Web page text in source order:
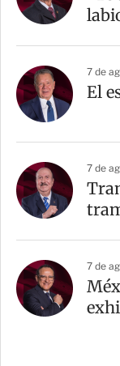
7 de
El
7 de
7 de